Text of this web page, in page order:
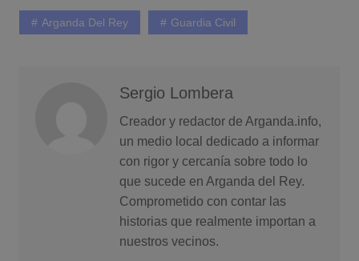
Arganda Del Rey Guardia Civil
Sergio Lombera
Creador y redactor de Arganda.info,
un medio local dedicado a informar
con rigor y cercanía sobre todo lo
que sucede en Arganda del Rey.
Comprometido con contar las
historias que realmente importan a
nuestros vecinos.